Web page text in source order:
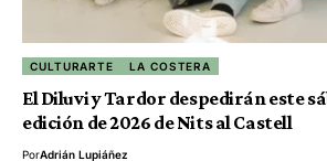
CULTURARTE LA COSTERA
El Diluvi y Tardor despedirán este
edición de 2026 de Nits al Castell
PorAdrián Lupiáñez